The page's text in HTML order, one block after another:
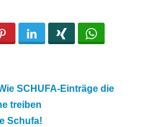
Pinterest LinkedIn
SCHUFA-Einträge die
treiben
Schufa!